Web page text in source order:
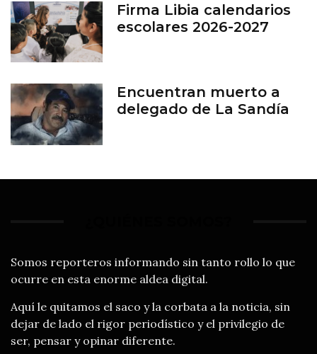
Firma Libia calendarios
escolares 2026-2027
Encuentran muerto a
delegado de La Sandía
Somos reporteros informando sin tanto rollo lo que
ocurre en esta enorme aldea digital.
Aquí le quitamos el saco y la corbata a la noticia, sin
dejar de lado el rigor periodístico y el privilegio de
ser, pensar y opinar diferente.